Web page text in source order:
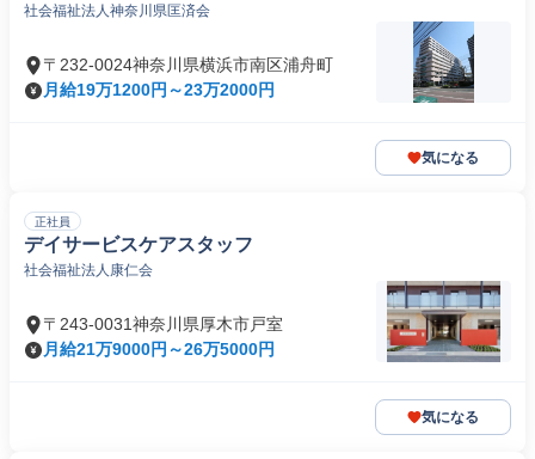
社会福祉法人神奈川県匡済会
〒232-0024神奈川県横浜市南区浦舟町
月給19万1200円～23万2000円
気になる
正社員
デイサービスケアスタッフ
社会福祉法人康仁会
〒243-0031神奈川県厚木市戸室
月給21万9000円～26万5000円
気になる